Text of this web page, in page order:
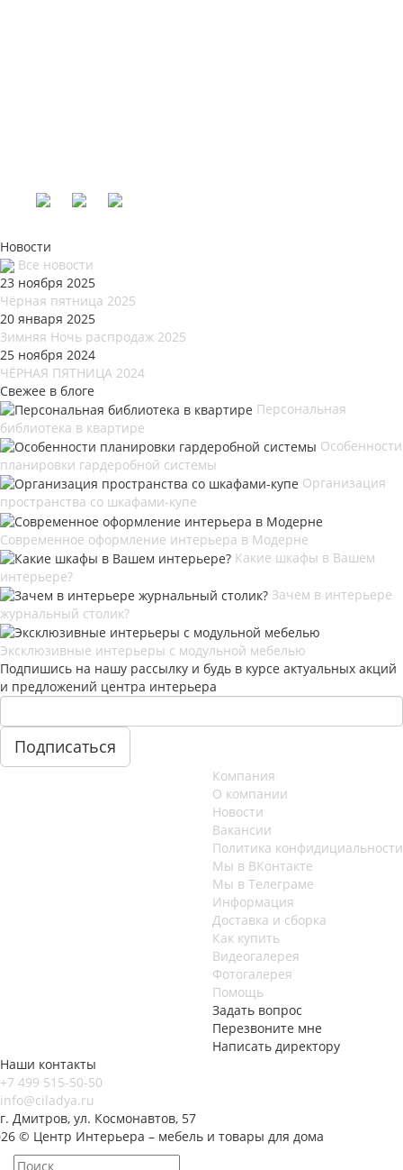
Новости
Все новости
23 ноября 2025
Чёрная пятница 2025
20 января 2025
Зимняя Ночь распродаж 2025
25 ноября 2024
ЧЁРНАЯ ПЯТНИЦА 2024
Свежее в блоге
Персональная
библиотека в квартире
Особенности
планировки гардеробной системы
Организация
пространства со шкафами-купе
Современное оформление интерьера в Модерне
Какие шкафы в Вашем
интерьере?
Зачем в интерьере
журнальный столик?
Эксклюзивные интерьеры с модульной мебелью
Подпишись на нашу рассылку и будь в курсе актуальных акций
и предложений центра интерьера
Компания
О компании
Новости
Вакансии
Политика конфидициальности
Мы в ВКонтакте
Мы в Телеграме
Информация
Доставка и сборка
Как купить
Видеогалерея
Фотогалерея
Помощь
Задать вопрос
Перезвоните мне
Написать директору
Наши контакты
+7 499 515-50-50
info@ciladya.ru
г. Дмитров, ул. Космонавтов, 57
© Центр Интерьера – мебель и товары для дома